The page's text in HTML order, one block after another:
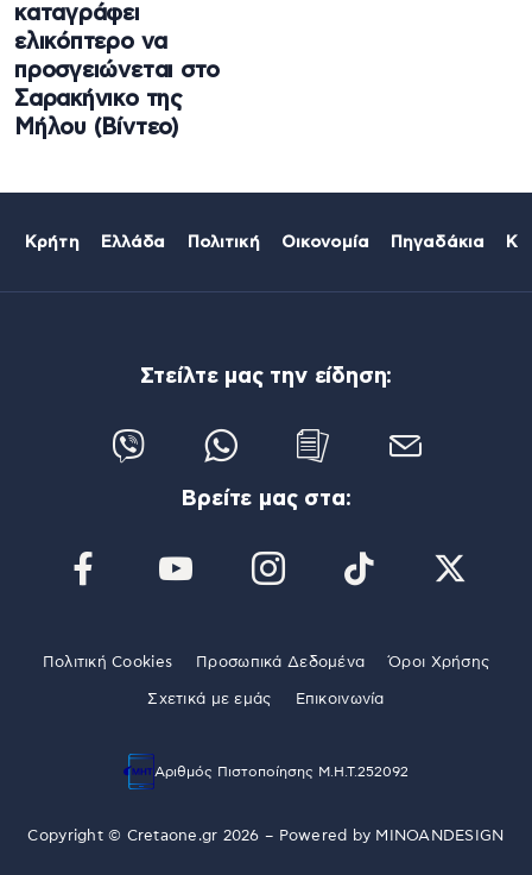
καταγράφει
ελικόπτερο να
προσγειώνεται στο
Σαρακήνικο της
Μήλου (Βίντεο)
Κρήτη Ελλάδα Πολιτική Οικονομία Πηγαδάκια
Στείλτε μας την είδηση:
Βρείτε μας στα:
Πολιτική Cookies Προσωπικά Δεδομένα Όροι Χρήσης
Σχετικά με εμάς Επικοινωνία
Αριθμός Πιστοποίησης Μ.Η.Τ.252092
Copyright © Cretaone.gr 2026 – Powered by MINOANDESIGN